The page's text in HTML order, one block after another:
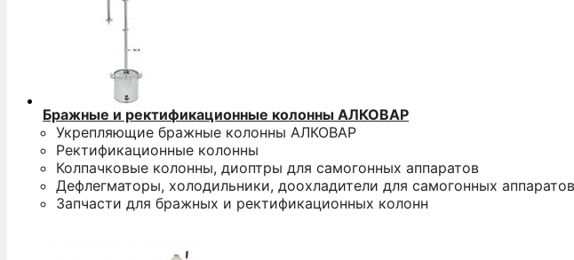
Бражные и ректификационные колонны АЛКОВАР
Укрепляющие бражные колонны АЛКОВАР
Ректификационные колонны
Колпачковые колонны, диоптры для самогонных аппаратов
Дефлегматоры, холодильники, доохладители для самогонных аппаратов
Запчасти для бражных и ректификационных колонн